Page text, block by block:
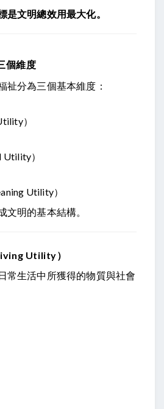
是文明總效用最大化。
個維度
祉分為三個基本維度：
）
）
Utility）
文明的基本結構。
Utility）
常生活中所獲得的物質與社會